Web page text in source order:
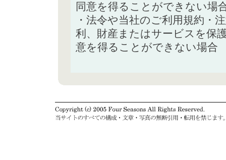
同意を得ることができない場
・法令や当社のご利用規約・
利、財産またはサービスを保
意を得ることができない場合